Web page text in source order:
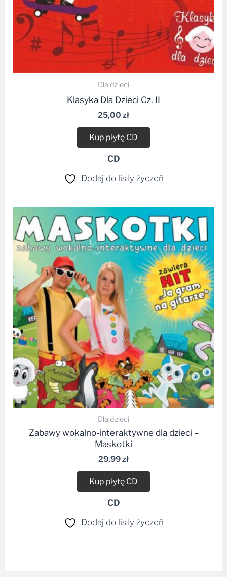
Dla dzieci
Klasyka Dla Dzieci Cz. II
25,00 zł
Kup płytę CD
CD
Dodaj do listy życzeń
Dla dzieci
Zabawy wokalno-interaktywne dla dzieci –
Maskotki
29,99zł
Kup płytę CD
CD
Dodaj do listy życzeń